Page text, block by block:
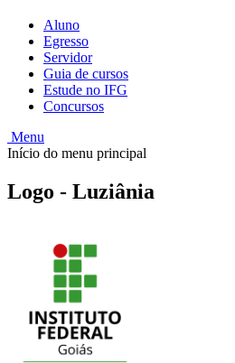
Aluno
Egresso
Servidor
Guia de cursos
Estude no IFG
Concursos
Menu
Início do menu principal
Logo - Luziânia